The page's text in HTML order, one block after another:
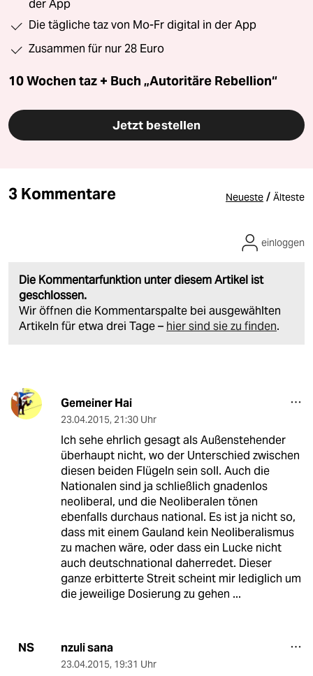
der App
Die tägliche taz von Mo-Fr digital in der App
Zusammen für nur 28 Euro
10 Wochen taz + Buch „Autoritäre Rebellion“
Jetzt bestellen
3 Kommentare Neueste / Älteste
Die Kommentarfunktion unter diesem Artikel ist
geschlossen.
Wir öffnen die Kommentarspalte bei ausgewählten
Artikeln für etwa drei Tage – hier sind sie zu finden.
einloggen
Gemeiner Hai
23.04.2015, 21:30 Uhr
Ich sehe ehrlich gesagt als Außenstehender
überhaupt nicht, wo der Unterschied zwischen
diesen beiden Flügeln sein soll. Auch die
Nationalen sind ja schließlich gnadenlos
neoliberal, und die Neoliberalen tönen
ebenfalls durchaus national. Es ist ja nicht so,
dass mit einem Gauland kein Neoliberalismus
zu machen wäre, oder dass ein Lucke nicht
auch deutschnational daherredet. Dieser
ganze erbitterte Streit scheint mir lediglich um
die jeweilige Dosierung zu gehen ...
NS nzuli sana
23.04.2015, 19:31 Uhr